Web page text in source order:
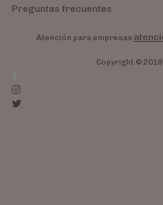
Preguntas frecuentes
Atención para empresas
Copyright ©